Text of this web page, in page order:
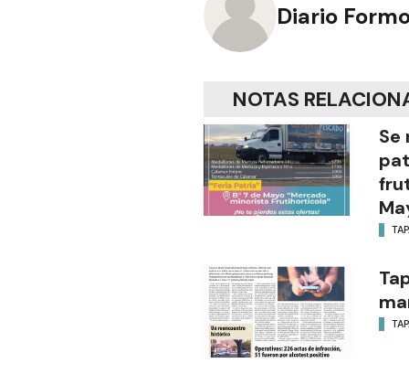
Diario
NOTAS
Se